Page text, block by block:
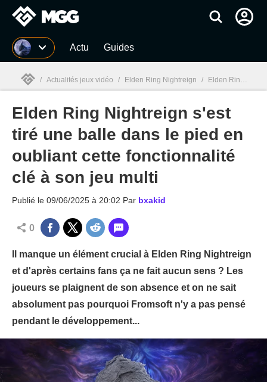
MGG Actu Guides
MGG
/ Actualités jeux vidéo / Elden Ring Nightreign / Elden Ring Nightreign s'est tiré une balle dans le pied en oubliant cette fonctionnalité clé à son jeu multi
Elden Ring Nightreign s'est
tiré une balle dans le pied en
oubliant cette fonctionnalité
clé à son jeu multi
Publié le 09/06/2025 à 20:02 Par bxakid
0
Il manque un élément crucial à Elden Ring Nightreign
et d'après certains fans ça ne fait aucun sens ? Les
joueurs se plaignent de son absence et on ne sait
absolument pas pourquoi Fromsoft n'y a pas pensé
pendant le développement...